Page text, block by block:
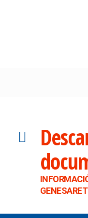
GENESARET